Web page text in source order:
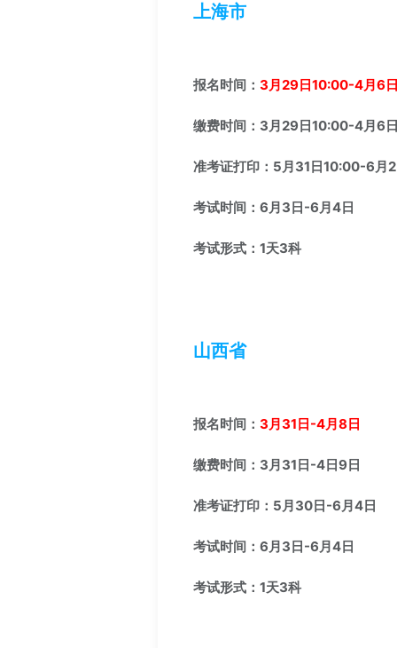
上海市
报名时间： 3月29日10:00-4月6
缴费时间：3月29日10:00-4月6
准考证打印：5月31日10:00-6月
考试时间：6月3日-6月4日
考试形式：1天3科
山西省
报名时间： 3月31日-4月8日
缴费时间：3月31日-4日9日
准考证打印：5月30日-6月4日
考试时间：6月3日-6月4日
考试形式：1天3科